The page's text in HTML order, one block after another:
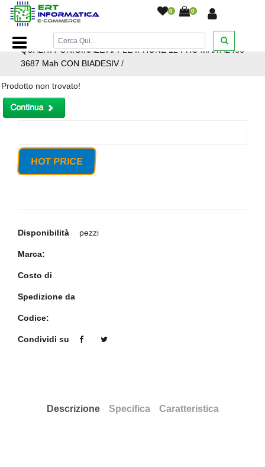
0 0
Home Page/Ricambi smartphone e tablet/BATTERIA
QUALITA' ORIGINALE APPLE IPHONE 12 PRO MAX A2466
3687 Mah CON BIADESIV/
Prodotto non trovato!
HOT PRICE
Disponibilità pezzi
Marca:
Costo di
Spedizione da
Codice:
Condividi su
Descrizione Specifica Caratteristica